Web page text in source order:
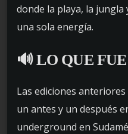
donde la playa, la
una sola energía.
🔊 LO QUE FUE
Las ediciones
un antes y un después
underground en